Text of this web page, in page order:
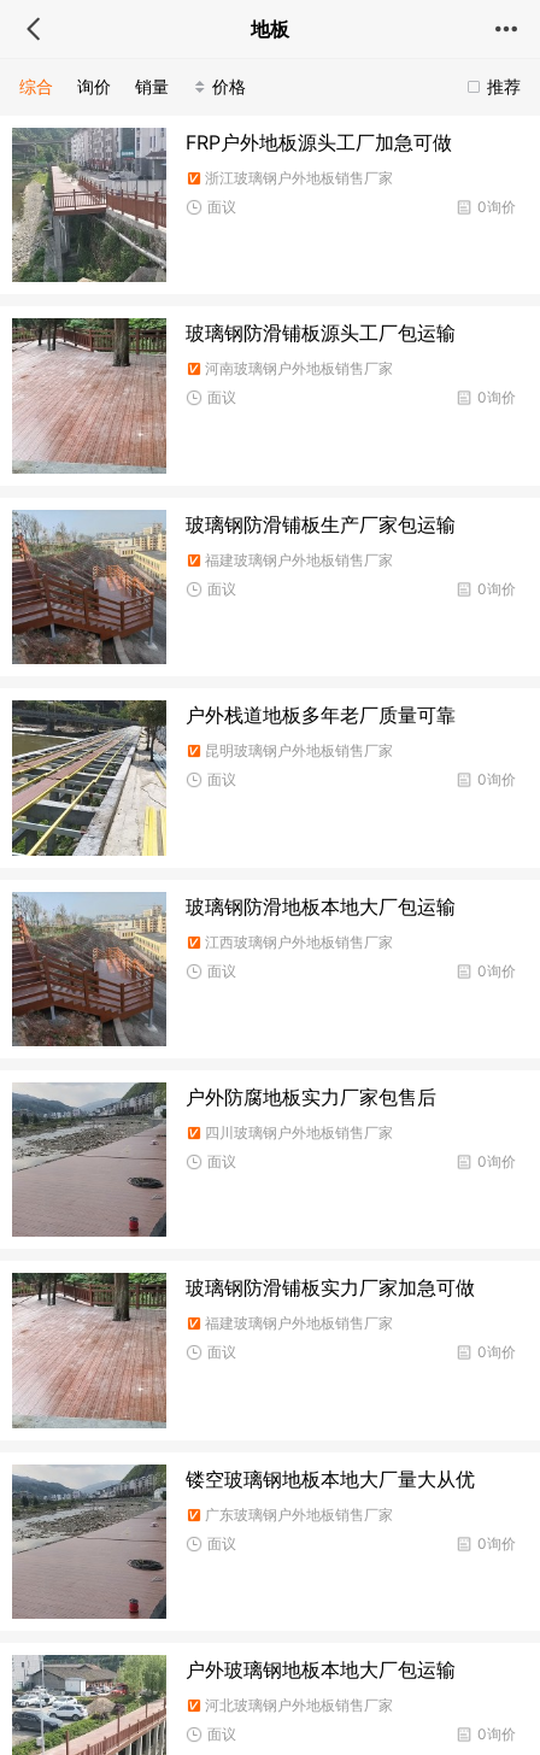
地板
推荐
综合 询价 销量 价格
FRP户外地板源头工厂加急可做
浙江玻璃钢户外地板销售厂家
0询价
面议
玻璃钢防滑铺板源头工厂包运输
河南玻璃钢户外地板销售厂家
0询价
面议
玻璃钢防滑铺板生产厂家包运输
福建玻璃钢户外地板销售厂家
0询价
面议
户外栈道地板多年老厂质量可靠
昆明玻璃钢户外地板销售厂家
0询价
面议
玻璃钢防滑地板本地大厂包运输
江西玻璃钢户外地板销售厂家
0询价
面议
户外防腐地板实力厂家包售后
四川玻璃钢户外地板销售厂家
0询价
面议
玻璃钢防滑铺板实力厂家加急可做
福建玻璃钢户外地板销售厂家
0询价
面议
镂空玻璃钢地板本地大厂量大从优
广东玻璃钢户外地板销售厂家
0询价
面议
户外玻璃钢地板本地大厂包运输
河北玻璃钢户外地板销售厂家
0询价
面议